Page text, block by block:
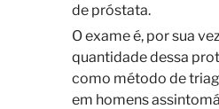
de próstata.
O exame é, por sua
quantidade dessa
como método de
em homens